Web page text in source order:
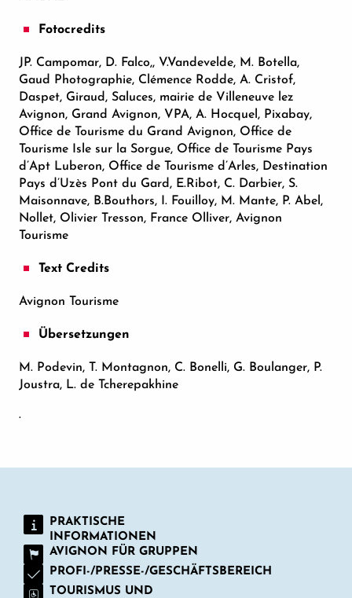
Fotocredits
JP. Campomar, D. Falco,, V.Vandevelde, M. Botella,
Gaud Photographie, Clémence Rodde, A. Cristof,
Daspet, Giraud, Saluces, mairie de Villeneuve lez
Avignon, Grand Avignon, VPA, A. Hocquel, Pixabay,
Office de Tourisme du Grand Avignon, Office de
Tourisme Isle sur la Sorgue, Office de Tourisme Pays
d’Apt Luberon, Office de Tourisme d’Arles, Destination
Pays d’Uzès Pont du Gard, E.Ribot, C. Darbier, S.
Maisonnave, B.Bouthors, I. Fouilloy, M. Mante, P. Abel,
Nollet, Olivier Tresson, France Olliver, Avignon
Tourisme
Text Credits
Avignon Tourisme
Übersetzungen
M. Podevin, T. Montagnon, C. Bonelli, G. Boulanger, P.
Joustra, L. de Tcherepakhine
.
PRAKTISCHE
INFORMATIONEN
AVIGNON FÜR GRUPPEN
PROFI-/PRESSE-/GESCHÄFTSBEREICH
TOURISMUS UND